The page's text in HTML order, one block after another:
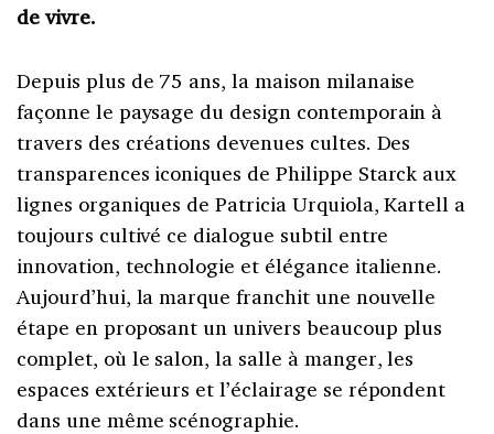
de vivre.
Depuis plus de 75 ans, la maison milanaise
façonne le paysage du design contemporain à
travers des créations devenues cultes. Des
transparences iconiques de Philippe Starck aux
lignes organiques de Patricia Urquiola, Kartell a
toujours cultivé ce dialogue subtil entre
innovation, technologie et élégance italienne.
Aujourd’hui, la marque franchit une nouvelle
étape en proposant un univers beaucoup plus
complet, où le salon, la salle à manger, les
espaces extérieurs et l’éclairage se répondent
dans une même scénographie.